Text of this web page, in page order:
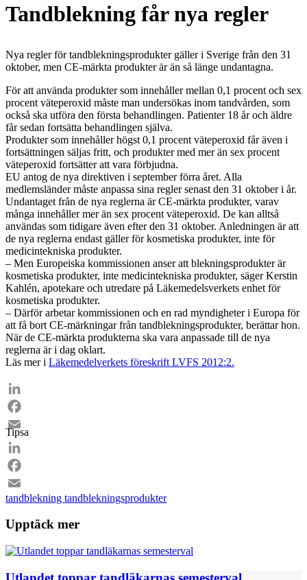
Tandblekning får nya regler
Nya regler för tandblekningsprodukter gäller i Sverige från den 31
oktober, men CE-märkta produkter är än så länge undantagna.
För att använda produkter som innehåller mellan 0,1 procent och sex
procent väteperoxid måste man undersökas inom tandvården, som
också ska utföra den första behandlingen. Patienter 18 år och äldre
får sedan fortsätta behandlingen själva.
Produkter som innehåller högst 0,1 procent väteperoxid får även i
fortsättningen säljas fritt, och produkter med mer än sex procent
väteperoxid fortsätter att vara förbjudna.
EU antog de nya direktiven i september förra året. Alla
medlemsländer måste anpassa sina regler senast den 31 oktober i år.
Undantaget från de nya reglerna är CE-märkta produkter, varav
många innehåller mer än sex procent väteperoxid. De kan alltså
användas som tidigare även efter den 31 oktober. Anledningen är att
de nya reglerna endast gäller för kosmetiska produkter, inte för
medicintekniska produkter.
– Men Europeiska kommissionen anser att blekningsprodukter är
kosmetiska produkter, inte medicintekniska produkter, säger Kerstin
Kahlén, apotekare och utredare på Läkemedelsverkets enhet för
kosmetiska produkter.
– Därför arbetar kommissionen och en rad myndigheter i Europa för
att få bort CE-märkningar från tandblekningsprodukter, berättar hon.
När de CE-märkta produkterna ska vara anpassade till de nya
reglerna är i dag oklart.
Läs mer i Läkemedelverkets föreskrift LVFS 2012:2.
LinkedIn
Facebook
Email
Tipsa
LinkedIn
Facebook
Email
tandblekning tandblekningsprodukter
Upptäck mer